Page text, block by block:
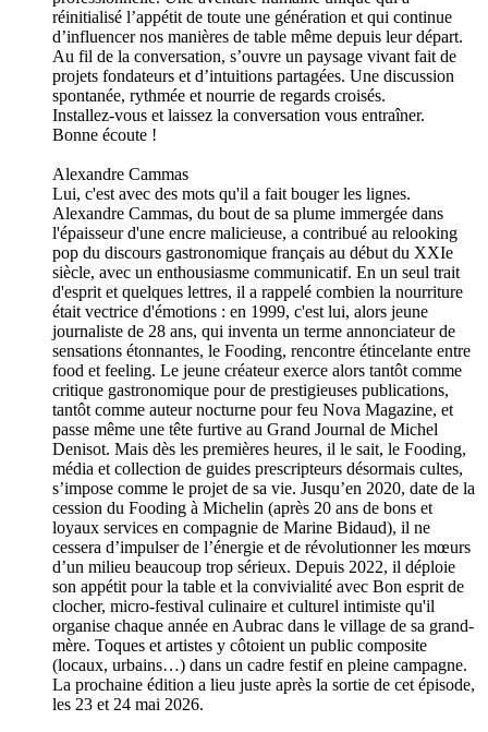
réinitialisé l’appétit de toute une génération et qui continue
d’influencer nos manières de table même depuis leur départ.
Au fil de la conversation, s’ouvre un paysage vivant fait de
projets fondateurs et d’intuitions partagées. Une discussion
spontanée, rythmée et nourrie de regards croisés.
Installez-vous et laissez la conversation vous entraîner.
Bonne écoute !
Alexandre Cammas
Lui, c'est avec des mots qu'il a fait bouger les lignes.
Alexandre Cammas, du bout de sa plume immergée dans
l'épaisseur d'une encre malicieuse, a contribué au relooking
pop du discours gastronomique français au début du XXIe
siècle, avec un enthousiasme communicatif. En un seul trait
d'esprit et quelques lettres, il a rappelé combien la nourriture
était vectrice d'émotions : en 1999, c'est lui, alors jeune
journaliste de 28 ans, qui inventa un terme annonciateur de
sensations étonnantes, le Fooding, rencontre étincelante entre
food et feeling. Le jeune créateur exerce alors tantôt comme
critique gastronomique pour de prestigieuses publications,
tantôt comme auteur nocturne pour feu Nova Magazine, et
passe même une tête furtive au Grand Journal de Michel
Denisot. Mais dès les premières heures, il le sait, le Fooding,
média et collection de guides prescripteurs désormais cultes,
s’impose comme le projet de sa vie. Jusqu’en 2020, date de la
cession du Fooding à Michelin (après 20 ans de bons et
loyaux services en compagnie de Marine Bidaud), il ne
cessera d’impulser de l’énergie et de révolutionner les mœurs
d’un milieu beaucoup trop sérieux. Depuis 2022, il déploie
son appétit pour la table et la convivialité avec Bon esprit de
clocher, micro-festival culinaire et culturel intimiste qu'il
organise chaque année en Aubrac dans le village de sa grand-
mère. Toques et artistes y côtoient un public composite
(locaux, urbains…) dans un cadre festif en pleine campagne.
La prochaine édition a lieu juste après la sortie de cet épisode,
les 23 et 24 mai 2026.